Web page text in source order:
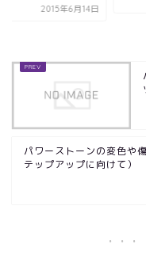
2015年6月14日
パワーストーンの変色や
テップアップに向けて）